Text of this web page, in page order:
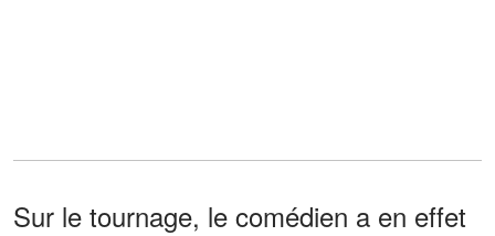
Sur le tournage, le comédien a en effet